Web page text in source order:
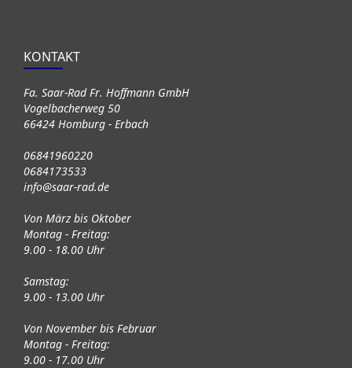
KONTAKT
Fa. Saar-Rad Fr. Hoffmann GmbH
Vogelbacherweg 50
66424 Homburg - Erbach
06841960220
0684173533
info@saar-rad.de
Von März bis Oktober
Montag - Freitag:
9.00 - 18.00 Uhr
Samstag:
9.00 - 13.00 Uhr
Von November bis Februar
Montag - Freitag:
9.00 - 17.00 Uhr